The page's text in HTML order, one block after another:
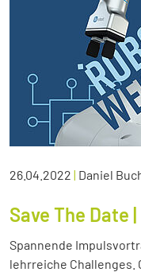
26.04.2022 | Daniel
Save The Date
Spannende
lehrreiche Challenges.